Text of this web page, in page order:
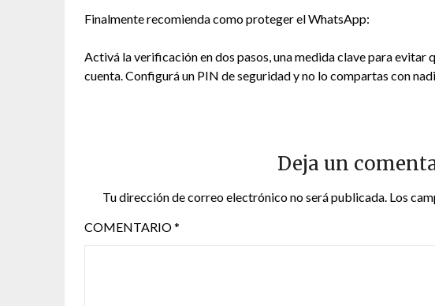
Finalmente recomienda como proteger el WhatsApp:
Activá la verificación en dos pasos, una medida clave para evitar
cuenta. Configurá un PIN de seguridad y no lo compartas con
Deja un
Tu dirección de correo electrónico no será publicada. Los
COMENTARIO*